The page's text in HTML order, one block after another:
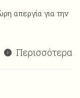
απεργία για την
Περισσότερα